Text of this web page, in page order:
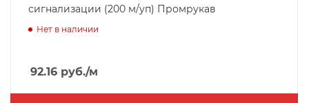
сигнализации (200 м/уп) Промрукав
Нет в наличии
92.16 руб./м